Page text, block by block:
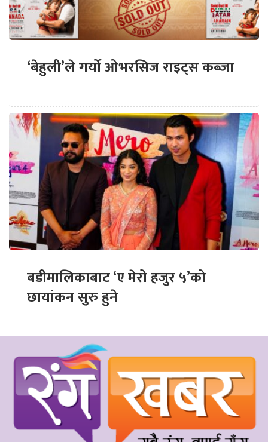
‘बेहुली’ले गर्यो ओभरसिज राइट्स कब्जा
बडीमालिकाबाट ‘ए मेरो हजुर ५’को
छायांकन सुरु हुने